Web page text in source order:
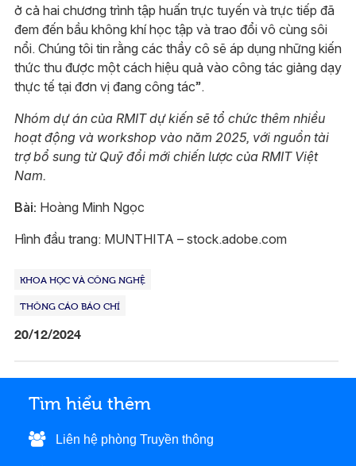
ở cả hai chương trình tập huấn trực tuyến và trực tiếp đã
đem đến bầu không khí học tập và trao đổi vô cùng sôi
nổi. Chúng tôi tin rằng các thầy cô sẽ áp dụng những kiến
​​thức thu được một cách hiệu quả vào công tác giảng dạy
thực tế tại đơn vị đang công tác”.
Nhóm dự án của RMIT dự kiến ​​sẽ tổ chức thêm nhiều
hoạt động và workshop vào năm 2025, với nguồn tài
trợ bổ sung từ Quỹ đổi mới chiến lược của RMIT Việt
Nam.
Bài: Hoàng Minh Ngọc
Hình đầu trang: MUNTHITA – stock.adobe.com
KHOA HỌC VÀ CÔNG NGHỆ
THÔNG CÁO BÁO CHÍ
20/12/2024
Tìm hiểu thêm
Liên hệ phòng Truyền thông